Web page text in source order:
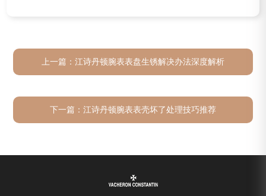
上一篇： 江诗丹顿腕表表盘生锈解决办法深度解析
下一篇： 江诗丹顿腕表表壳坏了处理技巧推荐